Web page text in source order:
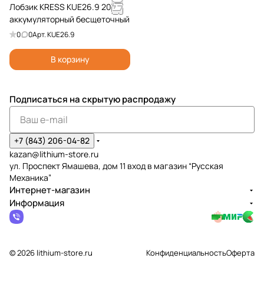
Лобзик KRESS KUE26.9 20V
аккумуляторный бесщеточный
0 0Арт.KUE26.9
В корзину
Подписаться на скрытую распродажу
+7 (843) 206-04-82
kazan@lithium-store.ru
ул. Проспект Ямашева, дом 11 вход в магазин “Русская
Механика”
Интернет-магазин
Информация
© 2026 lithium-store.ru КонфиденциальностьОферта